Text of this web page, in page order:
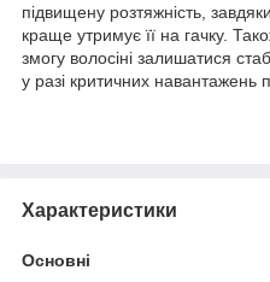
підвищену розтяжність,
краще утримує її на гачку.
змогу волосіні залишатися
у разі критичних навантажень
Характеристики
Основні